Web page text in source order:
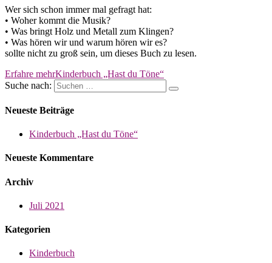
Wer sich schon immer mal gefragt hat:
• Woher kommt die Musik?
• Was bringt Holz und Metall zum Klingen?
• Was hören wir und warum hören wir es?
sollte nicht zu groß sein, um dieses Buch zu lesen.
Erfahre mehrKinderbuch „Hast du Töne“
Suche nach:
Neueste Beiträge
Kinderbuch „Hast du Töne“
Neueste Kommentare
Archiv
Juli 2021
Kategorien
Kinderbuch